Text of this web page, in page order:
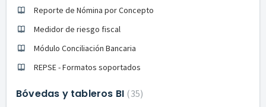
Reporte de Nómina por Concepto
Medidor de riesgo fiscal
Módulo Conciliación Bancaria
REPSE - Formatos soportados
Bóvedas y tableros BI 35